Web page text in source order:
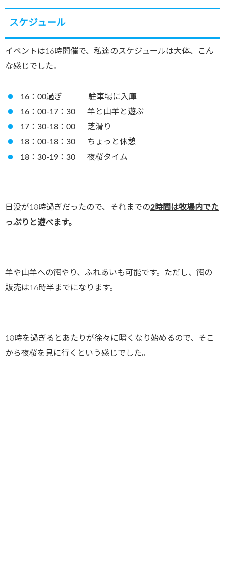
スケジュール
イベントは16時開催で、私達のスケジュールは大体、こん
な感じでした。
16：00過ぎ 駐車場に入庫
16：00-17：30 羊と山羊と遊ぶ
17：30-18：00 芝滑り
18：00-18：30 ちょっと休憩
18：30-19：30 夜桜タイム
日没が18時過ぎだったので、それまでの2時間は牧場内でた
っぷりと遊べます。
羊や山羊への餌やり、ふれあいも可能です。ただし、餌の
販売は16時半までになります。
18時を過ぎるとあたりが徐々に暗くなり始めるので、そこ
から夜桜を見に行くという感じでした。